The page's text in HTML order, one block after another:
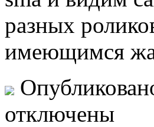
разных
имеющимся
отключены